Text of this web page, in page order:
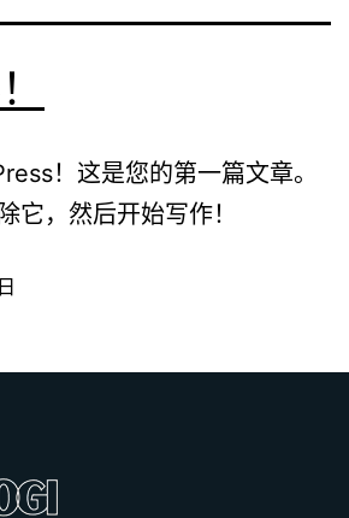
！这是您的第一篇文章。
它，然后开始写作！